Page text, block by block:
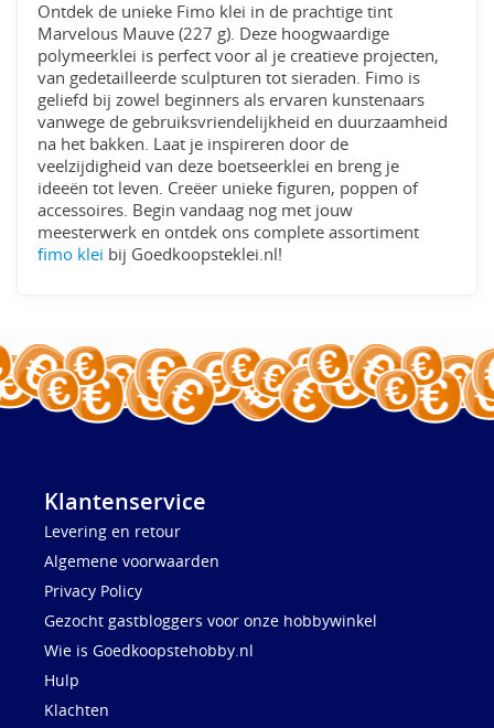
Ontdek de unieke Fimo klei in de prachtige tint
Marvelous Mauve (227 g). Deze hoogwaardige
polymeerklei is perfect voor al je creatieve projecten,
van gedetailleerde sculpturen tot sieraden. Fimo is
geliefd bij zowel beginners als ervaren kunstenaars
vanwege de gebruiksvriendelijkheid en duurzaamheid
na het bakken. Laat je inspireren door de
veelzijdigheid van deze boetseerklei en breng je
ideeën tot leven. Creëer unieke figuren, poppen of
accessoires. Begin vandaag nog met jouw
meesterwerk en ontdek ons complete assortiment
fimo klei bij Goedkoopsteklei.nl!
Klantenservice
Levering en retour
Algemene voorwaarden
Privacy Policy
Gezocht gastbloggers voor onze hobbywinkel
Wie is Goedkoopstehobby.nl
Hulp
Klachten